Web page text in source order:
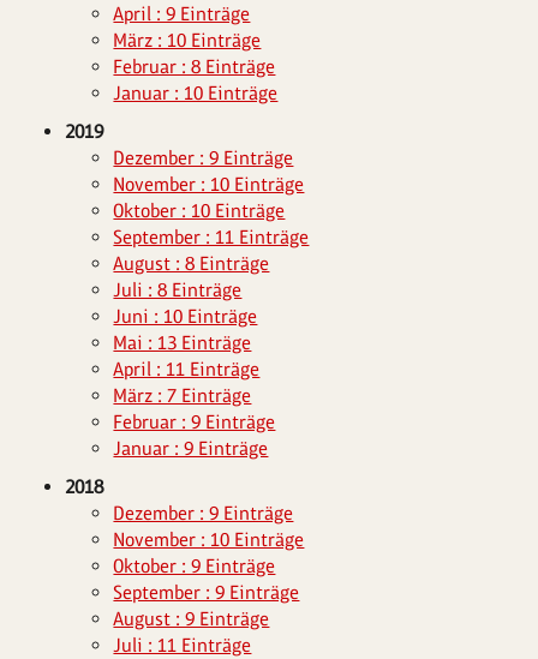
April : 9 Einträge
März : 10 Einträge
Februar : 8 Einträge
Januar : 10 Einträge
2019
Dezember : 9 Einträge
November : 10 Einträge
Oktober : 10 Einträge
September : 11 Einträge
August : 8 Einträge
Juli : 8 Einträge
Juni : 10 Einträge
Mai : 13 Einträge
April : 11 Einträge
März : 7 Einträge
Februar : 9 Einträge
Januar : 9 Einträge
2018
Dezember : 9 Einträge
November : 10 Einträge
Oktober : 9 Einträge
September : 9 Einträge
August : 9 Einträge
Juli : 11 Einträge